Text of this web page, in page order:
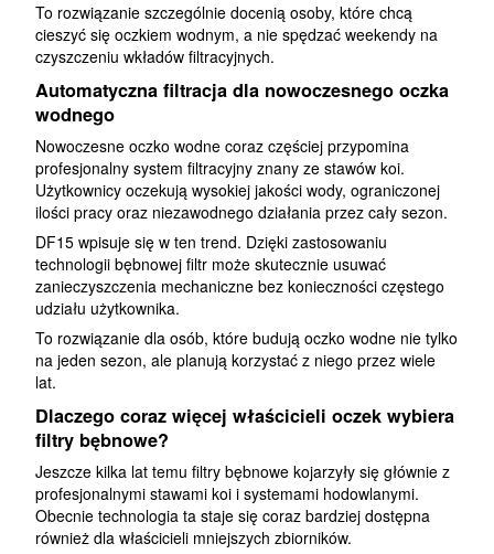
To rozwiązanie szczególnie docenią osoby, które chcą
cieszyć się oczkiem wodnym, a nie spędzać weekendy na
czyszczeniu wkładów filtracyjnych.
Automatyczna filtracja dla nowoczesnego oczka
wodnego
Nowoczesne oczko wodne coraz częściej przypomina
profesjonalny system filtracyjny znany ze stawów koi.
Użytkownicy oczekują wysokiej jakości wody, ograniczonej
ilości pracy oraz niezawodnego działania przez cały sezon.
DF15 wpisuje się w ten trend. Dzięki zastosowaniu
technologii bębnowej filtr może skutecznie usuwać
zanieczyszczenia mechaniczne bez konieczności częstego
udziału użytkownika.
To rozwiązanie dla osób, które budują oczko wodne nie tylko
na jeden sezon, ale planują korzystać z niego przez wiele
lat.
Dlaczego coraz więcej właścicieli oczek wybiera
filtry bębnowe?
Jeszcze kilka lat temu filtry bębnowe kojarzyły się głównie z
profesjonalnymi stawami koi i systemami hodowlanymi.
Obecnie technologia ta staje się coraz bardziej dostępna
również dla właścicieli mniejszych zbiorników.